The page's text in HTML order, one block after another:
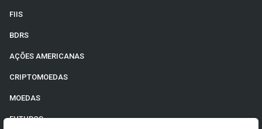
FIIS
BDRS
AÇÕES AMERICANAS
CRIPTOMOEDAS
MOEDAS
FUTUROS